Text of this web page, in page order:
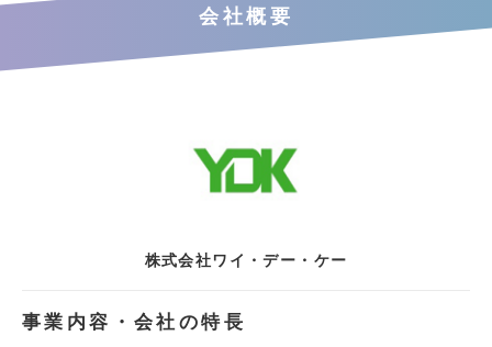
会社概要
株式会社ワイ・デー・ケー
事業内容・会社の特長